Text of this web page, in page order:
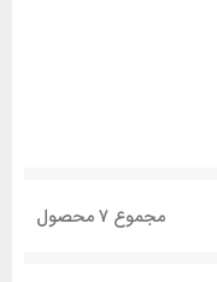
مجموع 7محصول